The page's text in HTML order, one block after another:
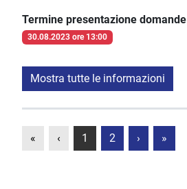
Termine presentazione domande
30.08.2023 ore 13:00
Mostra tutte le informazioni
« ‹ 1 2 › »